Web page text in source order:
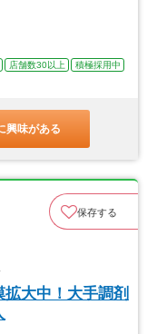
店舗数30以上
積極採用中
興味がある
保存する
拡大中！大手調剤